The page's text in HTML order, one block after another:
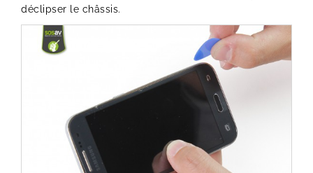
déclipser le châssis.